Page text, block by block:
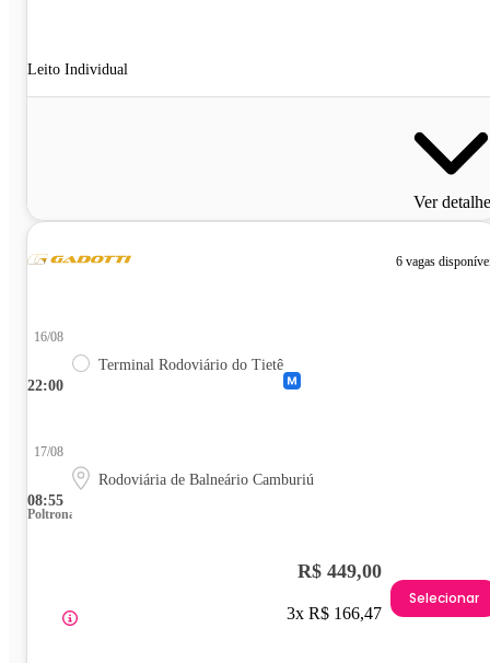
Leito Individual
Ver
6 vagas
22:00
16/08
Terminal Rodoviário do Tietê
08:55
17/08
Rodoviária de Balneário Camburiú
Poltrona
R$ 449,00
3x R$ 166,47
Selecionar